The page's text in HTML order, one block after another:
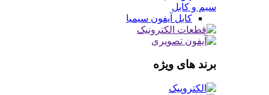
سیم و کابل
کابل آیفون سیمیا
برند های ویژه